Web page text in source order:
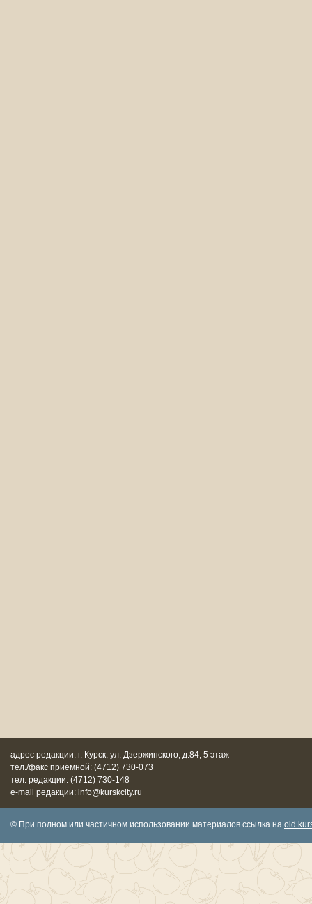
адрес редакции: г. Курск, ул. Дзержинского, д.84, 5 этаж
тел./факс приёмной: (4712) 730-073
тел. редакции: (4712) 730-148
e-mail редакции: info@kurskcity.ru
© При полном или частичном использовании материалов ссылка на